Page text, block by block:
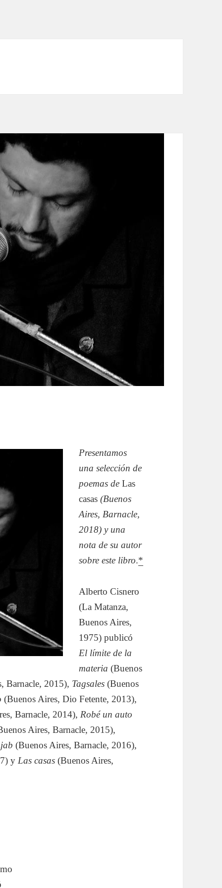
Presentamos
una selección de
poemas deLas
casas (Buenos
Aires, Barnacle,
2018) y una
nota de su autor
sobre este libro.*
Alberto Cisnero
(La Matanza,
Buenos Aires,
1975) publicó
El límite de la
materia (Buenos
Barnacle, 2015), Tagsales (Buenos
(Buenos Aires, Dio Fetente, 2013),
Barnacle, 2014), Robé un auto
Aires, Barnacle, 2015),
(Buenos Aires, Barnacle, 2016),
y Las casas (Buenos Aires,